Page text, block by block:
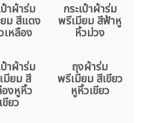
ป๋าผ้าร่ม
ม สีแดง
เหลือง
กระเป๋าผ้าร่ม
พรีเมียม สีฟ้าหู
หิ้วม่วง
ป๋าผ้าร่ม
มียม สี
องหูหิ้ว
เขียว
ถุงผ้าร่ม
พรีเมียม สีเขียว
หูหิ้วเขียว